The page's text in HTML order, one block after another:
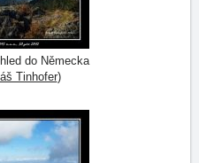
do Německa
Tinhofer)